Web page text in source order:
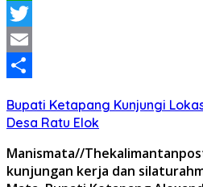
WhatsApp
Twitter
Email
Bupati Ketapang Kunjungi
Desa Ratu Elok
Manismata//
kunjungan kerja dan